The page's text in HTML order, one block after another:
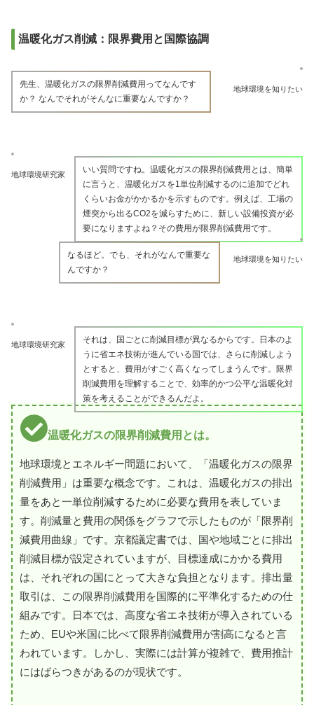
温暖化ガス削減：限界費用と国際協調
地球環境を知りたい
先生、温暖化ガスの限界削減費用ってなんです
か？ なんでそれがそんなに重要なんですか？
地球環境研究家
いい質問ですね。温暖化ガスの限界削減費用とは、簡単
に言うと、温暖化ガスを1単位削減するのに追加でどれ
くらいお金がかかるかを示すものです。例えば、工場の
煙突から出るCO2を減らすために、新しい設備投資が必
要になりますよね？その費用が限界削減費用です。
地球環境を知りたい
なるほど。でも、それがなんで重要な
んですか？
地球環境研究家
それは、国ごとに削減目標が異なるからです。日本のよ
うに省エネ技術が進んでいる国では、さらに削減しよう
とすると、費用がすごく高くなってしまうんです。限界
削減費用を理解することで、効率的かつ公平な温暖化対
策を考えることができるんだよ。
温暖化ガスの限界削減費用とは。
地球環境とエネルギー問題において、「温暖化ガスの限界
削減費用」は重要な概念です。これは、温暖化ガスの排出
量をあと一単位削減するために必要な費用を表していま
す。削減量と費用の関係をグラフで示したものが「限界削
減費用曲線」です。京都議定書では、国や地域ごとに排出
削減目標が設定されていますが、目標達成にかかる費用
は、それぞれの国にとって大きな負担となります。排出量
取引は、この限界削減費用を国際的に平準化するための仕
組みです。日本では、高度な省エネ技術が導入されている
ため、EUや米国に比べて限界削減費用が割高になると言
われています。しかし、実際には計算が複雑で、費用推計
にはばらつきがあるのが現状です。